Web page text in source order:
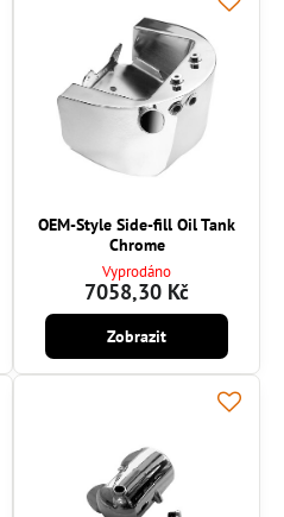
OEM-Style Side-fill Oil Tank
Chrome
Vyprodáno
7058,30 Kč
Zobrazit